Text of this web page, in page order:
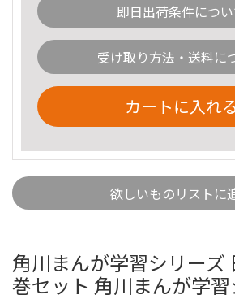
即日出荷条件につ
受け取り方法・送料に
カートに入れる
欲しいものリストに
角川まんが学習シリーズ
巻セット 角川まんが学